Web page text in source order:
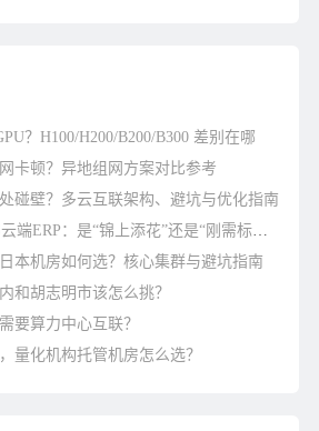
？H100/H200/B200/B300 差别在哪
卡顿？异地组网方案对比参考
碰壁？多云互联架构、避坑与优化指南
办公室专线直连AWS云端ERP：是“锦上添花”还是“刚需标配”？
本机房如何选？核心集群与避坑指南
和胡志明市该怎么挑？
要算力中心互联？
量化机构托管机房怎么选？